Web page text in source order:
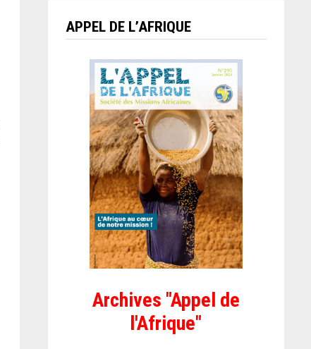
APPEL DE L’AFRIQUE
Archives "Appel de
l'Afrique"